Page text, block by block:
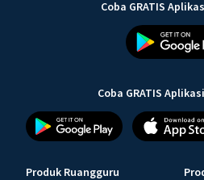
Coba GRATIS
Coba GRATIS
Produk Ruangguru